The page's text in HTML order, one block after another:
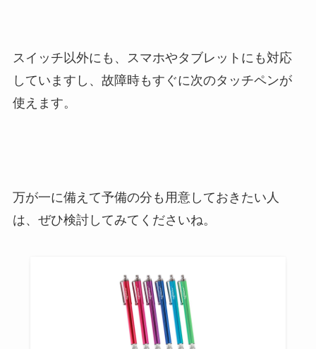
スイッチ以外にも、スマホやタブレットにも対応
していますし、故障時もすぐに次のタッチペンが
使えます。
万が一に備えて予備の分も用意しておきたい人
は、ぜひ検討してみてくださいね。